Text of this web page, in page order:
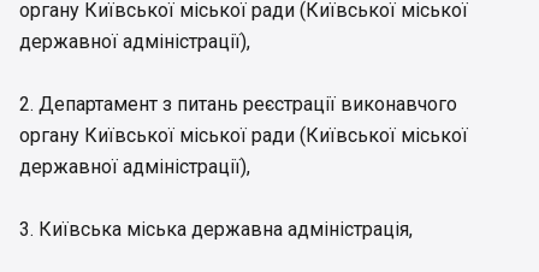
органу Київської міської ради (Київської міської
державної адміністрації),
2. Департамент з питань реєстрації виконавчого
органу Київської міської ради (Київської міської
державної адміністрації),
3. Київська міська державна адміністрація,